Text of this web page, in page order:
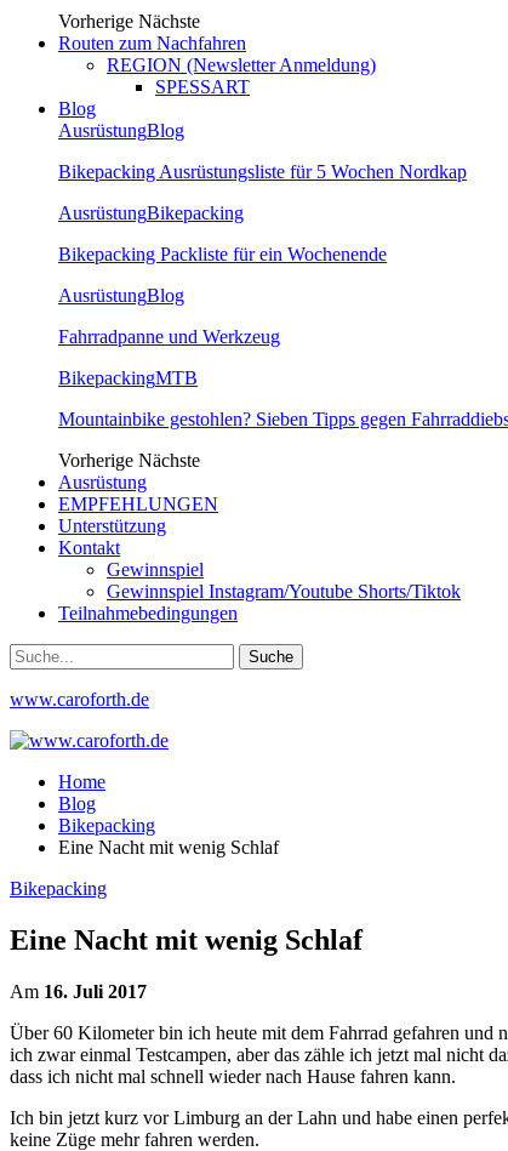
Vorherige Nächste
Routen zum Nachfahren
REGION (Newsletter Anmeldung)
SPESSART
Blog
AusrüstungBlog
Bikepacking Ausrüstungsliste für 5 Wochen Nordkap
AusrüstungBikepacking
Bikepacking Packliste für ein Wochenende
AusrüstungBlog
Fahrradpanne und Werkzeug
BikepackingMTB
Mountainbike gestohlen? Sieben Tipps gegen
Vorherige Nächste
Ausrüstung
EMPFEHLUNGEN
Unterstützung
Kontakt
Gewinnspiel
Gewinnspiel Instagram/Youtube Shorts/Tiktok
Teilnahmebedingungen
www.caroforth.de
Home
Blog
Bikepacking
Eine Nacht mit wenig Schlaf
Bikepacking
Eine Nacht mit wenig Schlaf
Am 16. Juli 2017
Über 60 Kilometer bin ich heute mit dem Fahrrad gefahren und
ich zwar einmal Testcampen, aber das zähle ich jetzt mal nicht
dass ich nicht mal schnell wieder nach Hause fahren kann.
Ich bin jetzt kurz vor Limburg an der Lahn und habe einen
keine Züge mehr fahren werden.